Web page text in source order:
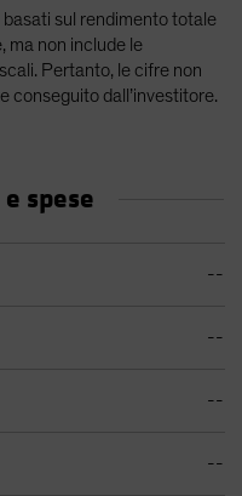
basati sul rendimento totale
ma non include le
Pertanto, le cifre non
dall’investitore.
spese
--
--
--
--